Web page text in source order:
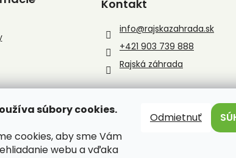
súbory cookies.
cookies, aby sme Vám
webu a vďaka
Odmietnuť
Kontakt
info@rajskazahrada.sk
+421 903 739 888
Rajská záhrada